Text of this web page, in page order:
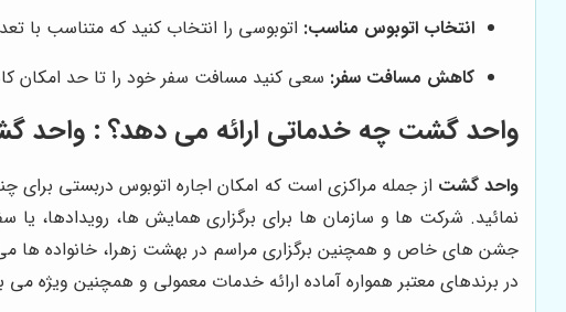
انتخاب اتوبوس مناسب: اتوبوسی را انتخاب کنید که متناسب با
کاهش مسافت سفر: سعی کنید مسافت سفر خود را تا حد امکان
واحد گشت چه خدماتی ارائه می دهد؟ : واحد
واحد گشت از جمله مراکزی است که امکان اجاره اتوبوس دربستی
نمائید. شرکت ها و سازمان ها برای برگزاری همایش ها، رویدادها، یا
جشن های خاص و همچنین برگزاری مراسم در بهشت زهرا، خانواده ها می
در برندهای معتبر همواره آماده ارائه خدمات معمولی و همچنین ویژه می